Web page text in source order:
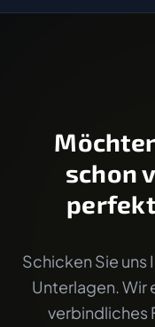
schon
Schicken Sie uns
Unterlagen. Wir
verbindliches